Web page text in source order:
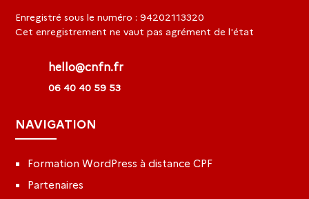
Enregistré sous le numéro : 94202113320
Cet enregistrement ne vaut pas agrément de l'état
hello@cnfn.fr
06 40 40 59 53
NAVIGATION
Formation WordPress à distance CPF
Partenaires